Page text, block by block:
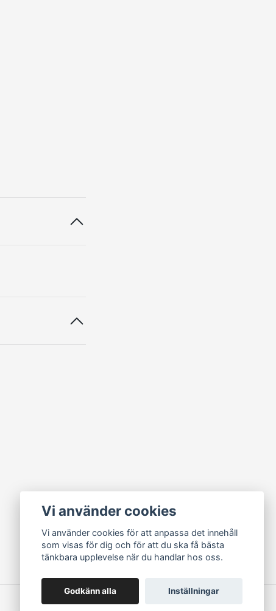
Vi använder cookies
Vi använder cookies för att anpassa det innehåll
som visas för dig och för att du ska få bästa
tänkbara upplevelse när du handlar hos oss.
Godkänn alla Inställningar